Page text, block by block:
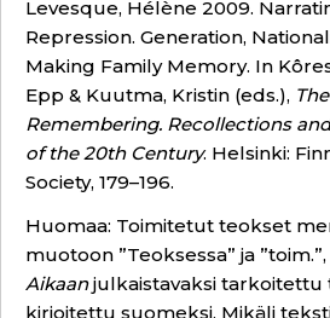
Levesque, Hélène 2009.
Repression. Generation,
Making Family Memory. In
Epp & Kuutma, Kristin (eds.),
Remembering. Recollections
of the 20th Century. Helsinki:
Society, 179–196.
Huomaa: Toimitetut teokset
muotoon ”Teoksessa” ja
Aikaanjulkaistavaksi tarkoitettu
kirjoitettu suomeksi. Mikäli